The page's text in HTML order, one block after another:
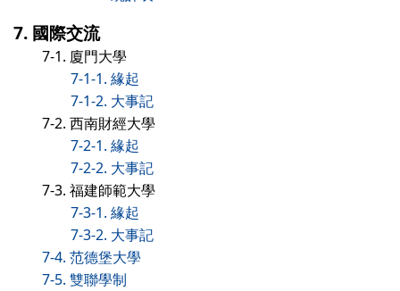
7. 國際交流
7-1. 廈門大學
7-1-1. 緣起
7-1-2. 大事記
7-2. 西南財經大學
7-2-1. 緣起
7-2-2. 大事記
7-3. 福建師範大學
7-3-1. 緣起
7-3-2. 大事記
7-4. 范德堡大學
7-5. 雙聯學制